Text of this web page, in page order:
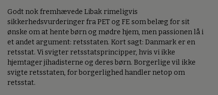
Godt nok fremhævede Libak rimeligvis
sikkerhedsvurderinger fra PET og FE som belæg for sit
ønske om at hente børn og mødre hjem, men passionen lå i
et andet argument: retsstaten. Kort sagt: Danmark er en
retsstat. Vi svigter retsstatsprincipper, hvis vi ikke
hjemtager jihadisterne og deres børn. Borgerlige vil ikke
svigte retsstaten, for borgerlighed handler netop om
retsstat.